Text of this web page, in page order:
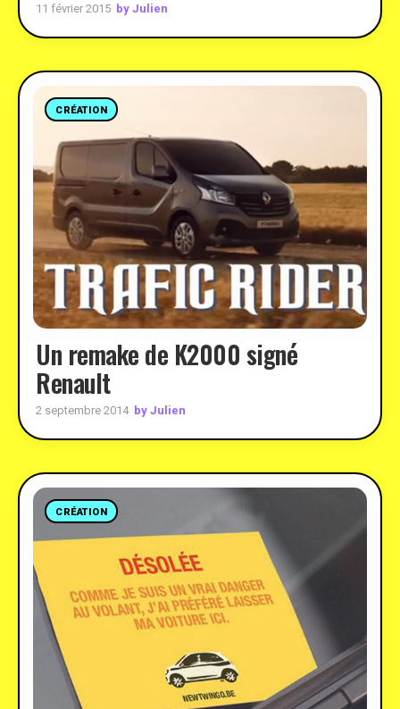
11 février 2015 by Julien
CRÉATION
Un remake de K2000 signé
Renault
2 septembre 2014 by Julien
CRÉATION